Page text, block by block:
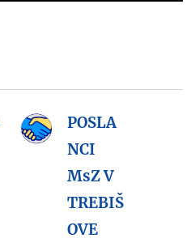
POSLA
NCI
MsZ V
TREBIŠ
OVE